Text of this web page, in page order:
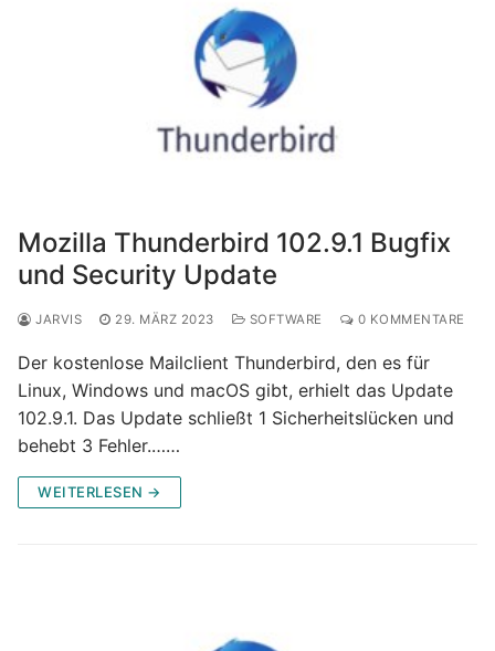
Mozilla Thunderbird 102.9.1 Bugfix
und Security Update
JARVIS 29. MÄRZ 2023 SOFTWARE 0 KOMMENTARE
Der kostenlose Mailclient Thunderbird, den es für
Linux, Windows und macOS gibt, erhielt das Update
102.9.1. Das Update schließt 1 Sicherheitslücken und
behebt 3 Fehler.……
WEITERLESEN →